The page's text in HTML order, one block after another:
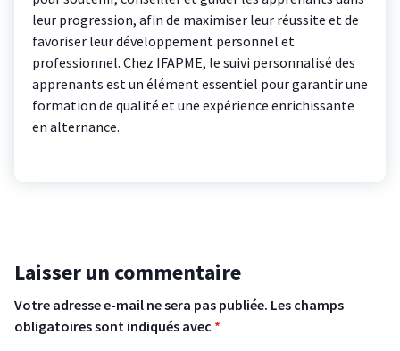
leur progression, afin de maximiser leur réussite et de
favoriser leur développement personnel et
professionnel. Chez IFAPME, le suivi personnalisé des
apprenants est un élément essentiel pour garantir une
formation de qualité et une expérience enrichissante
en alternance.
Laisser un commentaire
Votre adresse e-mail ne sera pas publiée. Les champs
obligatoires sont indiqués avec *